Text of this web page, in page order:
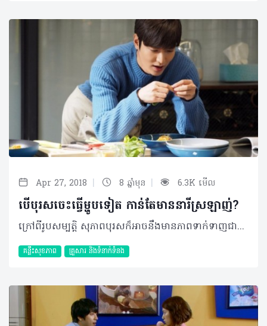
Apr 27, 2018 | 8 ឆ្នាំមុន | 6.3K មើល
បើបុរសចេះធ្វើម្ហូបទៀត កាន់តែមាននារីស្រឡាញ់?
ក្រៅពីរូបសម្បត្តិ សុភាពបុរសក៏អាចនឹងមានភាពទាក់ទាញជាមួយនឹងទេពកោសល្យ និងជំនាញផ្សេងៗរបស់ខ្លួន។ ជាក់ស្តែង ការចេះចម្អិនអាហារក៏ជាមន្តស្នេហ៍ទាក់ទាញមួយបែបផងដែររបស់បុរស....កាលពី៣០ឆ្នាំមុន មនុស្សប្រុសគិតថាការចម្អិនម្ហូបអាហារ គឺជាការងាររបស់ស្រ្តី។ តែបើក្រឡេកមកមើលបុរសសម័យថ្មីវិញ ៤៣%នៃពួកគេបានបែរមករកការចម្អិនម្ហូបអាហារដោយខ្លួនឯងនៅផ្ទះ នេះបើយោងតាមទិន្នន័យរបស់កាសែតវ៉ាស៊ីនតោនផុស។ តើមូលហេតុអ្វីបានជាបុរសភាគច្រើនផ្លាស់ប្តូរផ្នត់គំនិតរបស់ខ្លួនបែបនេះ? ការផ្លាស់ប្តូររបស់ស្រ្តី កាលពីមុនមនុស្សស្រីជាស្រ្តីមេផ្ទះ ហើយបុរសជាអ្នកប្រកបរបរផ្គត់ផ្គង់គ្រួសារ ដូចនេះស្រ្តីមានតួនាទីតែមួយគត់ គឺធ្វើការងារផ្ទះ។ ប៉ុន្តែមកទល់នឹងពេលនេះមានការផ្លាស់ប្តូរដ៏ធំមួយដោយស្រ្តីក៏មានភាពមមាញឹកក្នុងការប្រកបរបរផ្គត់ផ្គង់គ្រួសារដូចនឹងបុរសដែរ។ ទាំងនេះហើយទើបធ្វើឲ្យបុរសងាកមករកការធ្វើការងារផ្ទះដូចជាការចម្អិនម្ហូបអាហារ គឺដើម្បីជួយសម្រួលការងារស្រ្តី។ កត្តាទាក់ទងនឹងបុរសខ្លួនឯង •បង្កើនភាពស្និទ្ធស្នាល ការចម្អិនម្ហូបអាហារដោយខ្លួនឯងនៅផ្ទះអាចចាត់ទុកថាជាការទុកពេលវេលាឲ្យខ្លួន ដើម្បីបង្កើនភាពស្និទ្ធស្នាលជាមួយមនុស្សជាទីស្រឡាញ់ និងក្រុមគ្រួសារតាមរយៈរសជាតិចេញពីទឹកចិត្តផ្ទាល់។ •សន្សំថវិកា ជាការពិតសម្រាប់ការរស់នៅម្នាក់ឯង ការទិញអាហារចម្អិនស្រាប់ពិតជាងាយ និងពេលខ្លះមានតម្លៃថោក ក៏ប៉ុន្តែភាគច្រើនក៏អាចធ្វើឲ្យប្រឈមមុខនឹងជំងឺជាច្រើនផងដែរ ដែលនឹងធ្វើឲ្យខាតថវិកាកាន់តែច្រើនឡើង។ ដោយឡែកទទួលទានម្ហូបចម្អិនស្រាប់ ត្រូវចំណាយថវិកាច្រើនដើម្បីទទួលបានបរិមាណអាហារគ្រប់គ្រាន់ និងមានទាំងគុណភាព ព្រមទាំងសុវត្ថិភាព។ •សុខភាព ប្រហែលនឹងចំណុចខាងលើ បន្ទាប់ពីចំណាយពេលធ្វើការអស់រយៈពេលពេញមួយថ្ងៃ បុរសមួយចំនួនបានជ្រើសយកការត្រឡប់មកផ្ទះដើម្បីចម្អិនអាហារសម្រាប់សុខភាព ក៏ដូចជាដើម្បីបង្កើនថាមពលឡើងវិញ និងចៀសផុតពីជំងឺផ្សេងៗផងដែរ ដោយពួកគាត់អាចកំណត់នូវបរិមាណអាហារដែលផ្ដល់ថាមពលគ្រប់គ្រាន់សម្រាប់ខ្លួនបាន។ •បង្ហាញពីភាពរឹងមាំ និងឯករាជ្យ ផ្ទុយពីការគិតថាមានតែស្រ្តីប៉ុណ្ណោះដែលត្រូវធ្វើការងារទាំងនេះ និងអាចចម្អិនអាហារដ៏មានឱជារស បុរសមួយចំនួនព្យាយាមបង្ហាញថាខ្លួនក៏អាចបង្កើតនូវឱជារសនេះដោយខ្លួនឯងដោយមិនចាំបាច់ពឹងពាក់នារីបានដែរ។ •បង្កើនភាពច្នៃប្រឌិតរបស់ខ្លួន ការចម្អិនអាហារក៏មិនខុសពីការងារដទៃដែរ ការធ្វើដោយការពេញចិត្ត និងទៅតាមចំណង់ចំណូលចិត្តនឹងនាំមកនូវគំនិតច្នៃប្រឌិតប្លែកៗជាច្រើន។ ភ្ជាប់ជាមួយស្នាដៃច្នៃប្រឌិតរបស់ពួកគេ បុរសសម័យថ្មីជាច្រើនក៏ចាត់ទុកការចម្អិនអាហារជាសិល្បៈមួយបែបដែលធ្វើឲ្យជីវិតរបស់គេមានភាពស្រស់ស្រាយបន្ថយភាពតានតឹង និងធ្វើឲ្យសុខភាពផ្លូវកាយ និងចិត្តរឹងមាំ។ ការពង្រឹងនូវចំណេះដឹងផ្នែកអាហារ ស្របពេលជាមួយនឹងការរីកចម្រើនខាងបច្ចេកវិទ្យានៃប្រព័ន្ធទំនាក់ទំនងសង្គមដូចជា​ Facebook ឬ Instagram និងការលូតលាស់វប្បធម៌នៃការអានសៀវភៅ ឬទស្សនាវដ្តីបានបង្កើនភាពងាយស្រួលក្នុងការបង្ហាញអំពីការធ្វើអាហារដែលអាចជម្រុញទឹកចិត្តបុរសៗឲ្យមានចំណង់ក្នុងការចម្អិនម្ហូបអាហារដោយពួកគាត់អាចអនុវត្តតាមការណែនាំក្នុងការចម្អិនអាហារតាមរយៈប្រព័ន្ធផ្សព្វផ្សាយទាំងនោះ។ ហើយពួកគេក៏អាចចែករំលែកស្នាដៃរបស់គេ និងលើកទឹកចិត្តដល់បុរសដទៃទៀតឲ្យចូលរួមចម្អិនម្ហូបអាហារដូចពួកគេដែរ។ សរុបមក…បុរសៗដែលបានយកការចម្អិនអាហារជាចំណង់ចំណូលចិត្តមួយ គួរតែបន្តការចូលចិត្តនេះដោយមិនចាំបាច់ខ្វល់ពីមជ្ឈដ្ឋានមួយចំនួនឡើយ ព្រោះការពិតវាជាសកម្មភាពទាន់សម័យមួយទៅវិញទេ។ រីឯអ្នកដែលមិនទាន់ចាប់អារម្មណ៍នឹងការចម្អិន ក៏គួរសាកល្បងល៎មើលថា អ្នកអាចទទួលបានអត្ថប្រយោជន៍ណាមួយក្នុងចំណោមខាងលើនេះ…ព្រោះថា…វាប្រៀបបានជាមន្តស្នេហ៍ទាក់ទាញមួយទៀតសម្រាប់សុភាពបុរសគ្រប់គ្នាផងដែរ… ដូចដែលគេតែងនិយាយតគ្នាថា «មនុស្សម្នាក់ៗមានភាពទាក់ទាញ ពេលដែលបញ្ចេញស្នាដៃ និងទេពកោសល្យរបស់ខ្លួន»…កុំលាក់បាំាងអី!!!​​បើចេះធ្វើម្ហូបអី បញ្ចេញថ្វីដៃឲ្យគេដឹងផង… ©2018 រក្សាសិទ្ធិគ្រប់យ៉ាង​ដោយ Healthtime Corporation ចំពោះគ្រប់អត្ថបទដោយគ្មានផ្នែកណាមួយត្រូវបោះពុម្ពផ្សាយចូល ប្រព័ន្ធអ៊ីនធឺណែតឧបករណ៍អេឡិចត្រូនិកអាត់ជាសំឡេងឬថតចំលងគ្រប់រូបភាពដោយគ្មានការអនុញ្ញាតឡើយ
គន្លឹះសុខភាព គ្រួសារ​ និងទំនាក់ទំនង